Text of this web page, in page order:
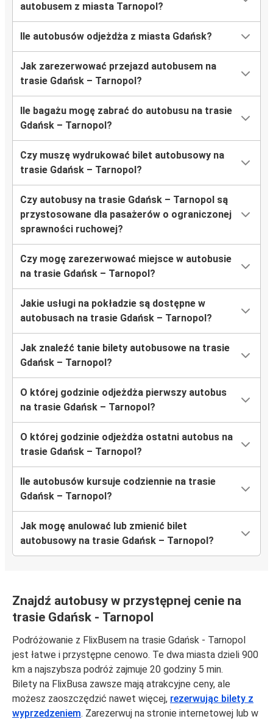
autobusem z miasta Tarnopol?
Ile autobusów odjeżdża z miasta Gdańsk?
Jak zarezerwować przejazd autobusem na
trasie Gdańsk – Tarnopol?
Ile bagażu mogę zabrać do autobusu na trasie
Gdańsk – Tarnopol?
Czy muszę wydrukować bilet autobusowy na
trasie Gdańsk – Tarnopol?
Czy autobusy na trasie Gdańsk – Tarnopol są
przystosowane dla pasażerów o ograniczonej
sprawności ruchowej?
Czy mogę zarezerwować miejsce w autobusie
na trasie Gdańsk – Tarnopol?
Jakie usługi na pokładzie są dostępne w
autobusach na trasie Gdańsk – Tarnopol?
Jak znaleźć tanie bilety autobusowe na trasie
Gdańsk – Tarnopol?
O której godzinie odjeżdża pierwszy autobus
na trasie Gdańsk – Tarnopol?
O której godzinie odjeżdża ostatni autobus na
trasie Gdańsk – Tarnopol?
Ile autobusów kursuje codziennie na trasie
Gdańsk – Tarnopol?
Jak mogę anulować lub zmienić bilet
autobusowy na trasie Gdańsk – Tarnopol?
Znajdź autobusy w przystępnej cenie na
trasie Gdańsk - Tarnopol
Podróżowanie z FlixBusem na trasie Gdańsk - Tarnopol
jest łatwe i przystępne cenowo. Te dwa miasta dzieli 900
km a najszybsza podróż zajmuje 20 godziny 5 min.
Bilety na FlixBusa zawsze mają atrakcyjne ceny, ale
możesz zaoszczędzić nawet więcej, rezerwując bilety z
wyprzedzeniem. Zarezerwuj na stronie internetowej lub w